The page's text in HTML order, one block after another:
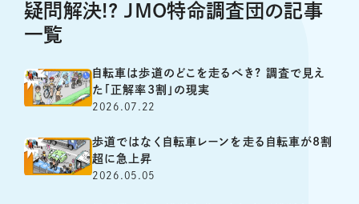
疑問解決!? JMO特命調査団の記事
一覧
自転車は歩道のどこを走るべき? 調査で見え
た「正解率3割」の現実
2026.07.22
歩道ではなく自転車レーンを走る自転車が8割
超に急上昇
2026.05.05